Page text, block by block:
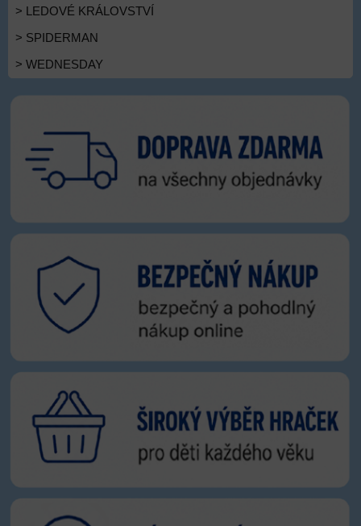
> LEDOVÉ KRÁLOVSTVÍ
> SPIDERMAN
> WEDNESDAY